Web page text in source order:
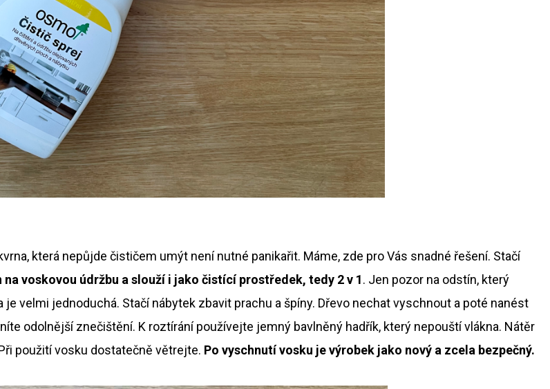
která nepůjde čističem umýt není nutné panikařit. Máme, zde pro Vás snadné řešení. Stačí
na voskovou údržbu a slouží i jako čistící prostředek, tedy 2 v 1. Jen pozor na odstín, který
velmi jednoduchá. Stačí nábytek zbavit prachu a špíny. Dřevo nechat vyschnout a poté nanést
odolnější znečištění. K roztírání používejte jemný bavlněný hadřík, který nepouští vlákna. Nátěr
použití vosku dostatečně větrejte. Po vyschnutí vosku je výrobek jako nový a zcela bezpečný.